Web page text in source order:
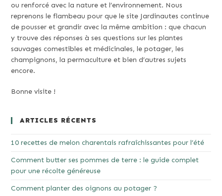
ou renforcé avec la nature et l’environnement. Nous
reprenons le flambeau pour que le site Jardinautes continue
de pousser et grandir avec la même ambition : que chacun
y trouve des réponses à ses questions sur les plantes
sauvages comestibles et médicinales, le potager, les
champignons, la permaculture et bien d’autres sujets
encore.
Bonne visite !
ARTICLES RÉCENTS
10 recettes de melon charentais rafraîchissantes pour l’été
Comment butter ses pommes de terre : le guide complet
pour une récolte généreuse
Comment planter des oignons au potager ?